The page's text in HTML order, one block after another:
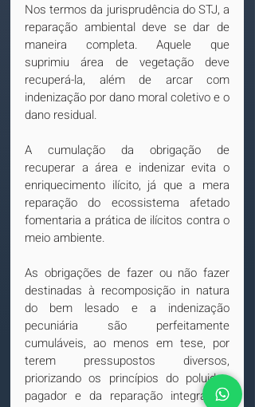
Nos termos da jurisprudência do STJ, a
reparação ambiental deve se dar de
maneira completa. Aquele que
suprimiu área de vegetação deve
recuperá-la, além de arcar com
indenização por dano moral coletivo e o
dano residual.
A cumulação da obrigação de
recuperar a área e indenizar evita o
enriquecimento ilícito, já que a mera
reparação do ecossistema afetado
fomentaria a prática de ilícitos contra o
meio ambiente.
As obrigações de fazer ou não fazer
destinadas à recomposição in natura
do bem lesado e a indenização
pecuniária são perfeitamente
cumuláveis, ao menos em tese, por
terem pressupostos diversos,
priorizando os princípios do poluidor-
pagador e da reparação integral do